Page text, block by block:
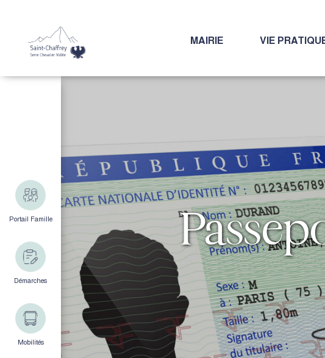
MAIRIE VIE
Portail Famille
Démarches
Mobilités